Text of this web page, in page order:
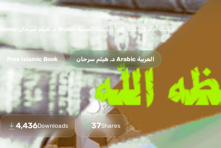
Home د. هيثم سرحان Arabic العربية تهذيب حقوق دعت إليها الفطرة
Free Islamic Book د. هيثم سرحان Arabic العربية
4,436Downloads 37Shares